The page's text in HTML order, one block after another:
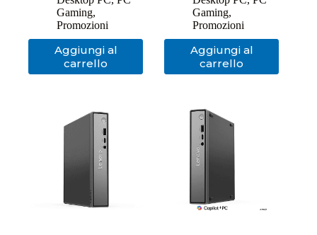
era:
1.735,00€.
è:
1.599,00€.
Gaming,
Promozioni
Aggiungi al
carrello
era:
1.199,00€.
è:
1.099,00€.
Gaming,
Promozioni
Aggiungi al
carrello